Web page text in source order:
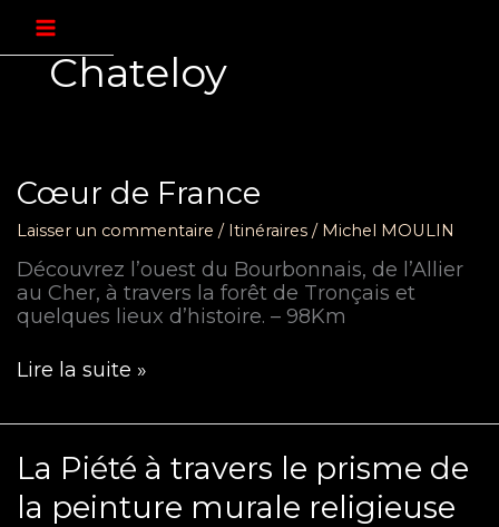
contenuChateloy
Cœur de France
Laisser un commentaire / Itinéraires/ Michel MOULIN
Découvrez l’ouest du Bourbonnais, de l’Allier
au Cher, à travers la forêt de Tronçais et
quelques lieux d’histoire. – 98Km
Cœur
Lire la suite »
La Piété à travers le prisme de
la peinture murale religieuse